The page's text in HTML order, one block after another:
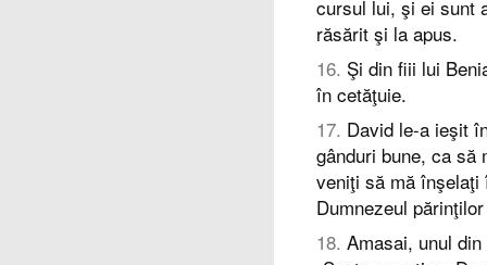
cursul lui, şi ei sunt
răsărit şi la apus.
16. Şi din fiii lui
în cetăţuie.
17. David le-a ieşit
gânduri bune, ca să
veniţi să mă
Dumnezeul
18. Amasai, unul